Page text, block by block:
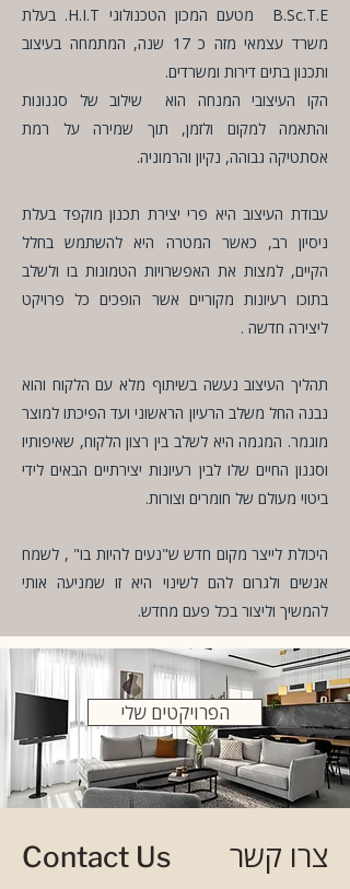
B.Sc.T.E מטעם המכון הטכנולוגי H.I.T. בעלת
משרד עצמאי מזה כ 17 שנה, המתמחה בעיצוב
ותכנון בתים דירות ומשרדים.
הקו העיצובי המנחה הוא שילוב של סגנונות
והתאמה למקום ולזמן, תוך שמירה על רמת
אסתטיקה גבוהה, נקיון והרמוניה.
עבודת העיצוב היא פרי יצירת תכנון מוקפד בעלת
ניסיון רב, כאשר המטרה היא להשתמש בחלל
הקיים, למצות את האפשרויות הטמונות בו ולשלב
בתוכו רעיונות מקוריים אשר הופכים כל פרויקט
ליצירה חדשה .
תהליך העיצוב נעשה בשיתוף מלא עם הלקוח והוא
נבנה החל משלב הרעיון הראשוני ועד הפיכתו למוצר
מוגמר. המגמה היא לשלב בין רצון הלקוח, שאיפותיו
וסגנון החיים שלו לבין רעיונות יצירתיים הבאים לידי
ביטוי מעולם של חומרים וצורות.
היכולת לייצר מקום חדש ש"נעים להיות בו" , לשמח
אנשים ולגרום להם לשינוי היא זו שמניעה אותי
להמשיך וליצור בכל פעם מחדש.
הפרויקטים שלי
Contact Us צרו קשר